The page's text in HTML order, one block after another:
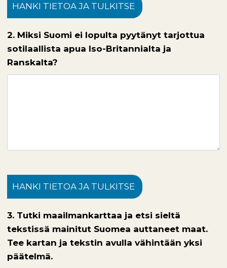
HANKI TIETOA JA TULKITSE
2. Miksi Suomi ei lopulta pyytänyt tarjottua
sotilaallista apua Iso-Britannialta ja
Ranskalta?
HANKI TIETOA JA TULKITSE
3. Tutki maailmankarttaa ja etsi sieltä
tekstissä mainitut Suomea auttaneet maat.
Tee kartan ja tekstin avulla vähintään yksi
päätelmä.